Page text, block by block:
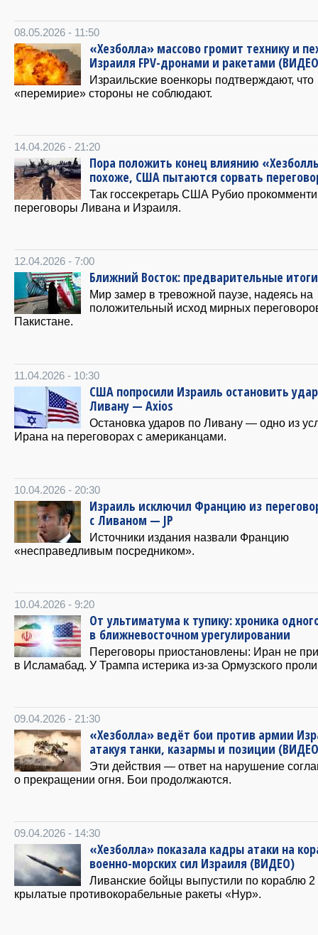
08.05.2026 - 11:50
«Хезболла» массово громит технику и
Израиля FPV-дронами и ракетами
Израильские военкоры подтверждают, что
«перемирие» стороны не соблюдают.
14.04.2026 - 21:20
Пора положить конец влиянию
похоже, США пытаются сорвать
Так госсекретарь США Рубио
переговоры Ливана и Израиля.
12.04.2026 - 7:00
Ближний Восток: предварительные итоги
Мир замер в тревожной паузе, надеясь на
положительный исход мирных
Пакистане.
11.04.2026 - 10:30
США попросили Израиль остановить
Ливану — Axios
Остановка ударов по Ливану — одно из
Ирана на переговорах с американцами.
10.04.2026 - 20:30
Израиль исключил Францию из
с Ливаном — JP
Источники издания назвали Францию
«несправедливым посредником».
10.04.2026 - 9:20
От ультиматума к тупику: хроника
в ближневосточном урегулировании
Переговоры приостановлены: Иран не
в Исламабад. У Трампа истерика из-за Ормузского
09.04.2026 - 21:30
«Хезболла» ведёт бои против армии
атакуя танки, казармы и позиции
Эти действия — ответ на нарушение
о прекращении огня. Бои продолжаются.
09.04.2026 - 14:30
«Хезболла» показала кадры атаки на
военно-морских сил Израиля (ВИДЕО)
Ливанские бойцы выпустили по кораблю 2
крылатые противокорабельные ракеты «Нур».